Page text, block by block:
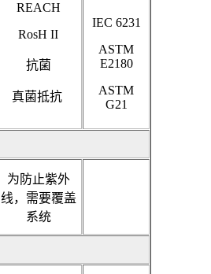
REACH
RosH II
抗菌
真菌抵抗
IEC 6231
ASTM
E2180
ASTM
G21
为防止紫外
线，需要覆盖
系统